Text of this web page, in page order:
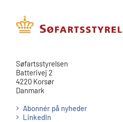
​​Søfartsstyrelsen
Batterivej 2
4220 Korsør
Danmark
Abonnér på nyheder
LinkedIn